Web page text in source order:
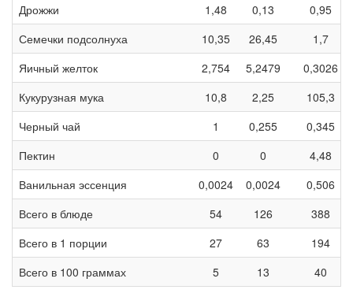
Дрожжи
1,48 0,13
0,95
Семечки подсолнуха
10,35 26,45
1,7
Яичный желток
2,754 5,2479
0,3026
Кукурузная мука
10,8 2,25
105,3
Черный чай
1 0,255
0,345
Пектин
0 0
4,48
Ванильная эссенция
0,0024 0,0024
0,506
Всего в блюде
54 126
388
Всего в 1 порции
27 63
194
Всего в 100 граммах
5 13 40